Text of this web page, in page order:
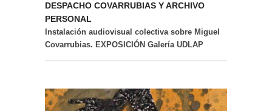
DESPACHO COVARRUBIAS Y ARCHIVO
PERSONAL
Instalación audiovisual colectiva sobre Miguel
Covarrubias. EXPOSICIÓN Galería UDLAP